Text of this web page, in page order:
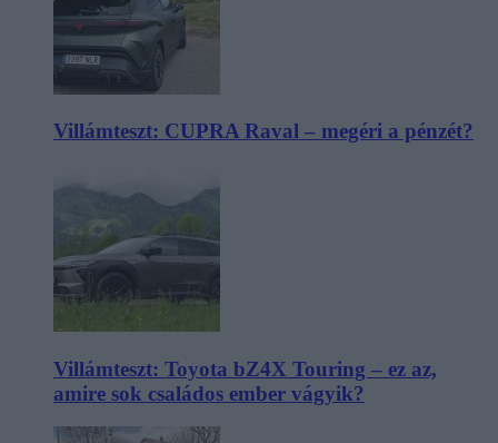
Villámteszt: CUPRA Raval – megéri a pénzét?
Villámteszt: Toyota bZ4X Touring – ez az,
amire sok családos ember vágyik?